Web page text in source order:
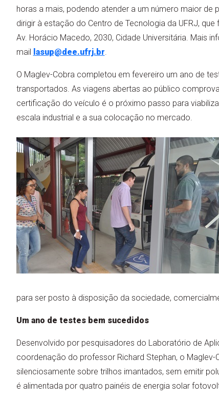
horas a mais, podendo atender a um número maior de
dirigir à estação do Centro de Tecnologia da UFRJ,
Av. Horácio Macedo, 2030, Cidade Universitária. Mais
mail lasup@dee.ufrj.br.
O Maglev-Cobra completou em fevereiro um ano de
transportados. As viagens abertas ao público
certificação do veículo é o próximo passo para
escala industrial e a sua colocação no mercado.
para ser posto à disposição da sociedade,
Um ano de testes bem sucedidos
Desenvolvido por pesquisadores do Laboratório de
coordenação do professor Richard Stephan, o
silenciosamente sobre trilhos imantados, sem emitir
é alimentada por quatro painéis de energia solar